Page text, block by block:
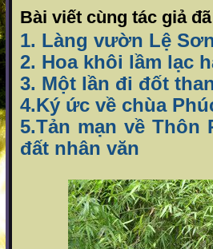
Bài viết cùng tác giả
1. Làng vườn Lệ
2. Hoa khôi lầm lạc
3. Một lần đi đốt
4.Ký ức về chùa
5.Tản mạn về
đất nhân văn